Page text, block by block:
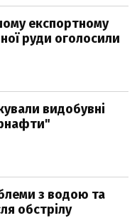
експортному
руди оголосили
видобувні
з водою та
обстрілу